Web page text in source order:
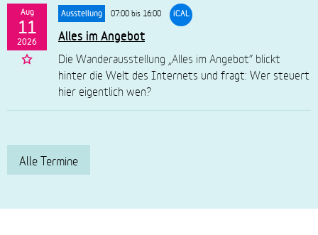
Aug
11
2026
Ausstellung 07:00 bis 16:00 iCAL
Alles im Angebot
Die Wanderausstellung „Alles im Angebot“ blickt
hinter die Welt des Internets und fragt: Wer steuert
hier eigentlich wen?
Alle Termine